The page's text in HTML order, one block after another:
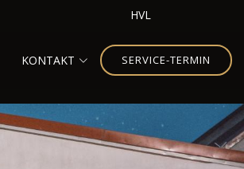
HVL
KONTAKT SERVICE-TERMIN